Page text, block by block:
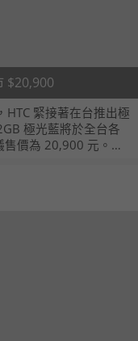
$20,900
HTC 緊接著在台推出極
極光藍將於全台各
售價為 20,900 元。喜